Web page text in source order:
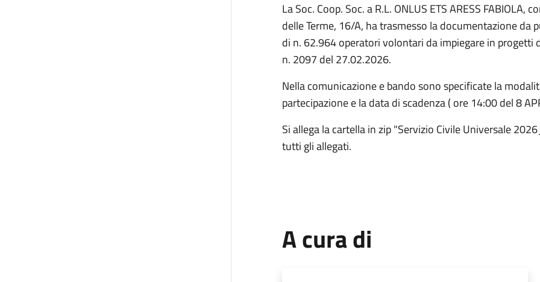
La Soc. Coop. Soc. a R.L. ONLUS ETS ARESS FABIOLA,
delle Terme, 16/A, ha trasmesso la documentazione da
di n. 62.964 operatori volontari da impiegare in progetti
n. 2097 del 27.02.2026.
Nella comunicazione e bando sono specificate la
partecipazione e la data di scadenza ( ore 14:00 del 8
Si allega la cartella in zip "Servizio Civile Universale
tutti gli allegati.
A cura di